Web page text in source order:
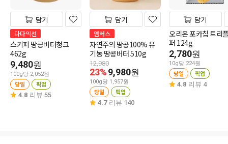
담기
다다익선
스키피 땅콩버터청크
462g
9,480원
100g당 2,052원
당일 픽업
4.8 리뷰 55
담기
멤버스
자연주의 땅콩100% 유
기농 땅콩버터 510g
12,980
23%9,980원
100g당 1,957원
당일 픽업
4.7 리뷰 140
담기
오리온 포카칩 트리
퍼 124g
2,780원
10g당 224원
당일 픽업
4.8 리뷰 4